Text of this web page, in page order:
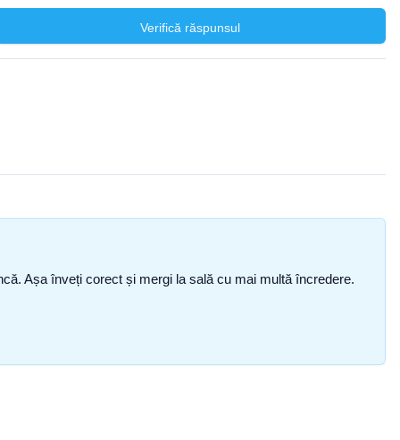
Verifică răspunsul
Așa înveți corect și mergi la sală cu mai multă încredere.